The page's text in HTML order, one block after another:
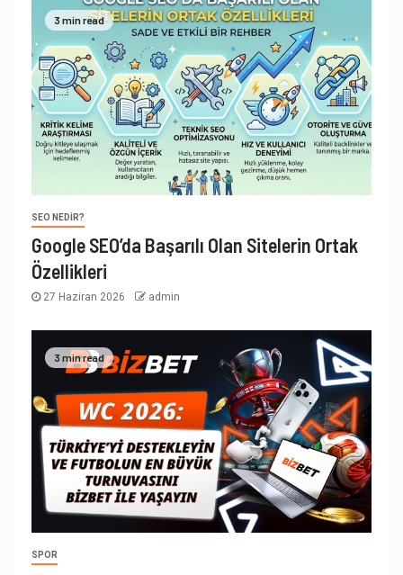
3 min read
SEO NEDIR?
Google SEO’da Başarılı Olan Sitelerin Ortak
Özellikleri
27 Haziran 2026 admin
3 min read
SPOR